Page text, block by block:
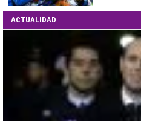
ACTUALIDAD